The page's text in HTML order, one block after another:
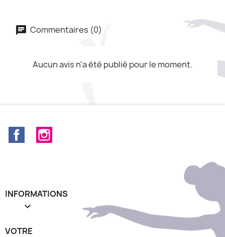
Commentaires (0)
Aucun avis n'a été publié pour le moment.
Facebook
INFORMATIONS

VOTRE